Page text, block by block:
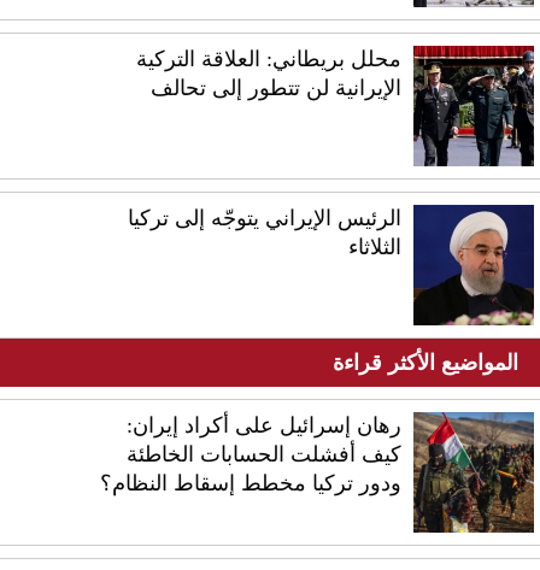
محلل بريطاني: العلاقة التركية
الإيرانية لن تتطور إلى تحالف
الرئيس الإيراني يتوجّه إلى تركيا
الثلاثاء
المواضيع الأكثر قراءة
رهان إسرائيل على أكراد إيران:
كيف أفشلت الحسابات الخاطئة
ودور تركيا مخطط إسقاط النظام؟